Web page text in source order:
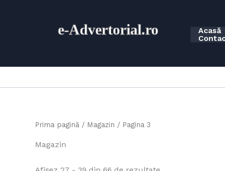
e-Advertorial.ro Acasă
Prima pagină / Magazin / Pagina 3
Magazin